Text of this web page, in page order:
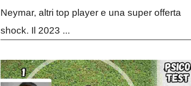
Neymar, altri top player e una super offerta
shock. Il 2023 ...